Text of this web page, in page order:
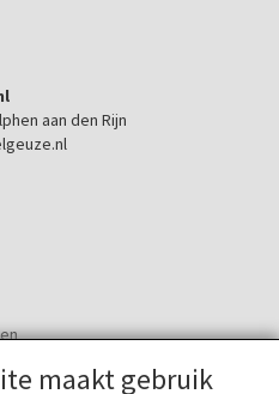
aan den Rijn
maakt gebruik